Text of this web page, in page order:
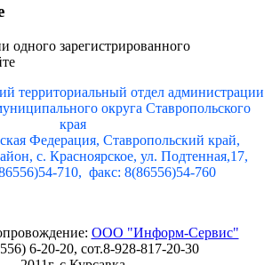
одного зарегистрированного
территориальный отдел администрации
округа Ставропольского
края
Федерация, Ставропольский край,
с. Красноярское, ул. Подтенная,17,
710, факс: 8(86556)54-760
ООО "Информ-Сервис"
6-20-20, сот.8-928-817-20-30